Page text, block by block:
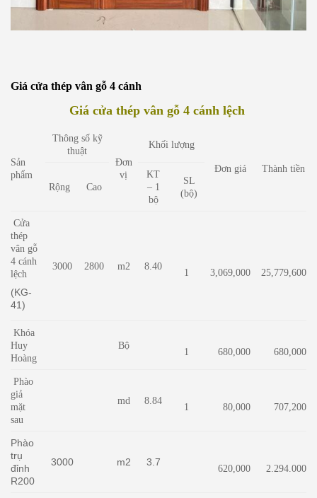
Giá cửa thép vân gỗ 4 cánh
Giá cửa thép vân gỗ 4 cánh lệch
Sản
phẩm
Thông số kỹ
thuật
Đơn
vị
Khối lượng
Đơn giá
Thành tiền
Rộng
Cao
KT
– 1
bộ
SL
(bộ)
Cửa
thép
vân gỗ
4 cánh
lệch
(KG-
41)
3000 2800 m2 8.40
1 3,069,000 25,779,600
Khóa
Huy
Hoàng
Bộ
1 680,000 680,000
Phào
giả
mặt
sau
md 8.84
1 80,000 707,200
Phào
trụ
đỉnh
R200
3000 m2 3.7
620,000 2.294.000